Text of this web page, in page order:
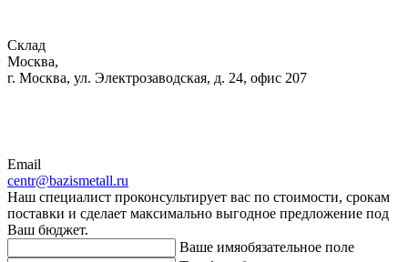
Склад
Москва,
г. Москва, ул. Электрозаводская, д. 24, офис 207
Email
centr@bazismetall.ru
Наш специалист проконсультирует вас по стоимости, срокам
поставки и сделает максимально выгодное предложение под
Ваш бюджет.
Ваше имяобязательное поле